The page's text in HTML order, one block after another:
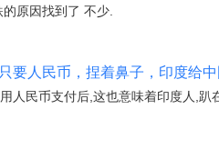
原因找到了 不少.
要人民币，捏着鼻子，印度给
人民币支付后,这也意味着印度人,趴